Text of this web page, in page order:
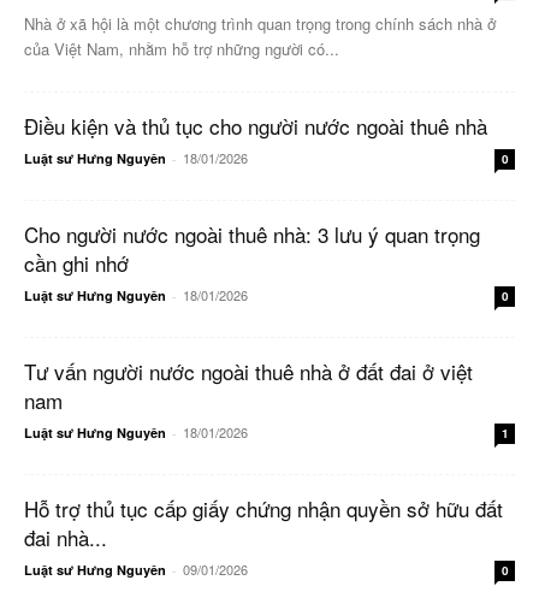
Nhà ở xã hội là một chương trình quan trọng trong chính sách nhà ở
của Việt Nam, nhằm hỗ trợ những người có...
Điều kiện và thủ tục cho người nước ngoài thuê nhà
Luật sư Hưng Nguyên - 18/01/2026 0
Cho người nước ngoài thuê nhà: 3 lưu ý quan trọng
cần ghi nhớ
Luật sư Hưng Nguyên - 18/01/2026 0
Tư vấn người nước ngoài thuê nhà ở đất đai ở việt
nam
Luật sư Hưng Nguyên - 18/01/2026 1
Hỗ trợ thủ tục cấp giấy chứng nhận quyền sở hữu đất
đai nhà...
Luật sư Hưng Nguyên - 09/01/2026 0